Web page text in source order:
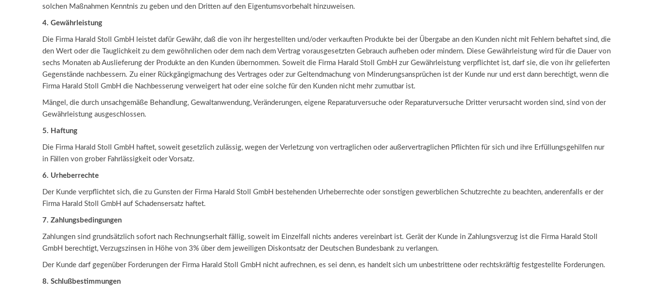
solchen Maßnahmen Kenntnis zu geben und den Dritten auf den Eigentumsvorbehalt hinzuweisen.
4. Gewährleistung
Die Firma Harald Stoll GmbH leistet dafür Gewähr, daß die von ihr hergestellten und/oder verkauften Produkte bei der Übergabe an den Kunden nicht mit Fehlern behaftet sind, die
den Wert oder die Tauglichkeit zu dem gewöhnlichen oder dem nach dem Vertrag vorausgesetzten Gebrauch aufheben oder mindern. Diese Gewährleistung wird für die Dauer von
sechs Monaten ab Auslieferung der Produkte an den Kunden übernommen. Soweit die Firma Harald Stoll GmbH zur Gewährleistung verpflichtet ist, darf sie, die von ihr gelieferten
Gegenstände nachbessern. Zu einer Rückgängigmachung des Vertrages oder zur Geltendmachung von Minderungsansprüchen ist der Kunde nur und erst dann berechtigt, wenn die
Firma Harald Stoll GmbH die Nachbesserung verweigert hat oder eine solche für den Kunden nicht mehr zumutbar ist.
Mängel, die durch unsachgemäße Behandlung, Gewaltanwendung, Veränderungen, eigene Reparaturversuche oder Reparaturversuche Dritter verursacht worden sind, sind von der
Gewährleistung ausgeschlossen.
5. Haftung
Die Firma Harald Stoll GmbH haftet, soweit gesetzlich zulässig, wegen der Verletzung von vertraglichen oder außervertraglichen Pflichten für sich und ihre Erfüllungsgehilfen nur
in Fällen von grober Fahrlässigkeit oder Vorsatz.
6. Urheberrechte
Der Kunde verpflichtet sich, die zu Gunsten der Firma Harald Stoll GmbH bestehenden Urheberrechte oder sonstigen gewerblichen Schutzrechte zu beachten, anderenfalls er der
Firma Harald Stoll GmbH auf Schadensersatz haftet.
7. Zahlungsbedingungen
Zahlungen sind grundsätzlich sofort nach Rechnungserhalt fällig, soweit im Einzelfall nichts anderes vereinbart ist. Gerät der Kunde in Zahlungsverzug ist die Firma Harald Stoll
GmbH berechtigt, Verzugszinsen in Höhe von 3% über dem jeweiligen Diskontsatz der Deutschen Bundesbank zu verlangen.
Der Kunde darf gegenüber Forderungen der Firma Harald Stoll GmbH nicht aufrechnen, es sei denn, es handelt sich um unbestrittene oder rechtskräftig festgestellte Forderungen.
8. Schlußbestimmungen